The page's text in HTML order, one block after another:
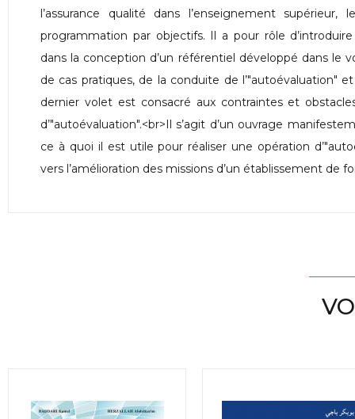
l’assurance qualité dans l’enseignement
programmation par objectifs. Il a pour rôle
dans la conception d’un référentiel développé dans le
de cas pratiques, de la conduite de l’"autoévaluation"
dernier volet est consacré aux contraintes et
d’"autoévaluation".<br>Il s’agit d’un ouvrage
ce à quoi il est utile pour réaliser une opération
vers l’amélioration des missions d’un établissement de